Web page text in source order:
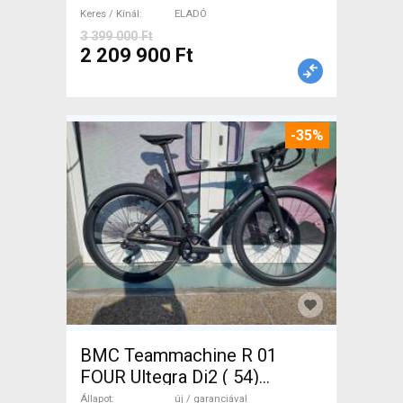
Keres / Kínál
ELADÓ
3 399 000 Ft
2 209 900 Ft
-35%
BMC Teammachine R 01
FOUR Ultegra Di2 ( 54)
Országúti Shimano Ultegra
Állapot
új / garanciával